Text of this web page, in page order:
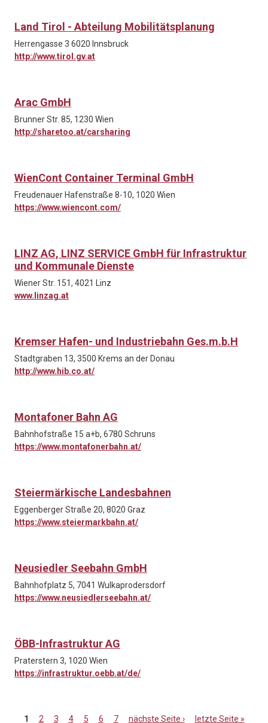
Land Tirol - Abteilung Mobilitätsplanung
Herrengasse 3 6020 Innsbruck
http://www.tirol.gv.at
Arac GmbH
Brunner Str. 85, 1230 Wien
http://sharetoo.at/carsharing
WienCont Container Terminal GmbH
Freudenauer Hafenstraße 8-10, 1020 Wien
https://www.wiencont.com/
LINZ AG, LINZ SERVICE GmbH für Infrastruktur
und Kommunale Dienste
Wiener Str. 151, 4021 Linz
www.linzag.at
Kremser Hafen- und Industriebahn Ges.m.b.H
Stadtgraben 13, 3500 Krems an der Donau
http://www.hib.co.at/
Montafoner Bahn AG
Bahnhofstraße 15 a+b, 6780 Schruns
https://www.montafonerbahn.at/
Steiermärkische Landesbahnen
Eggenberger Straße 20, 8020 Graz
https://www.steiermarkbahn.at/
Neusiedler Seebahn GmbH
Bahnhofplatz 5, 7041 Wulkaprodersdorf
https://www.neusiedlerseebahn.at/
ÖBB-Infrastruktur AG
Praterstern 3, 1020 Wien
https://infrastruktur.oebb.at/de/
1 2 3 4 5 6 7 nächste Seite › letzte Seite »